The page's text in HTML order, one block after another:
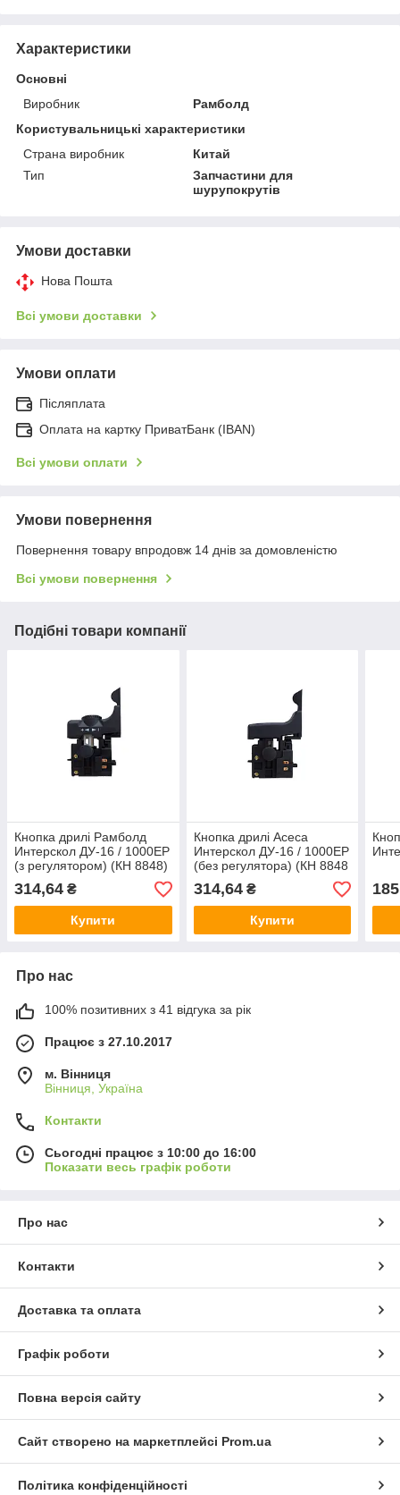
Характеристики
Основні
Виробник
Рамболд
Користувальницькі характеристики
Страна виробник
Китай
Тип
Запчастини для
шурупокрутів
Умови доставки
Нова Пошта
Всі умови доставки
Умови оплати
Післяплата
Оплата на картку ПриватБанк (IBAN)
Всі умови оплати
Умови повернення
Повернення товару впродовж 14 днів за домовленістю
Всі умови повернення
Подібні товари компанії
Кнопка дрилі Рамболд
Интерскол ДУ-16 / 1000ЕР
(з регулятором) (КН 8848)
314,64 ₴
Купити
Кнопка дрилі Асеса
Интерскол ДУ-16 / 1000ЕР
(без регулятора) (КН 8848
B)
314,64₴
Купити
Про нас
100% позитивних з 41 відгука за рік
Працює з 27.10.2017
м. Вінниця
Вінниця, Україна
Контакти
Сьогодні працює з 10:00 до 16:00
Показати весь графік роботи
Про нас
Контакти
Доставка та оплата
Графік роботи
Повна версія сайту
Сайт створено на маркетплейсі Prom.ua
Політика конфіденційності